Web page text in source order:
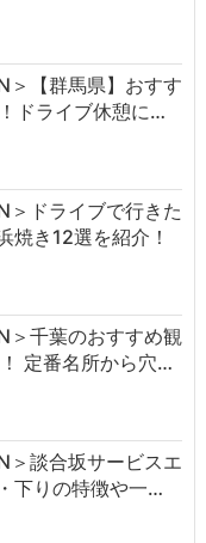
＞【群馬県】おすす
ドライブ休憩に…
＞ドライブで行きた
焼き12選を紹介！
＞千葉のおすすめ観
定番名所から穴…
＞談合坂サービスエ
下りの特徴や一…